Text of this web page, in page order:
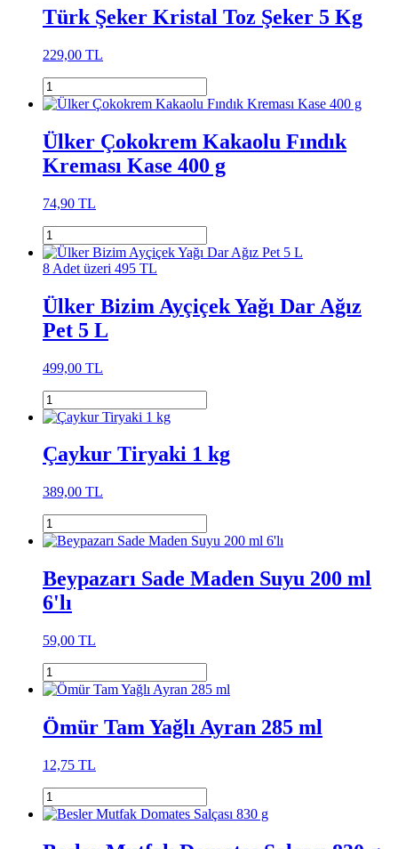
Türk Şeker Kristal Toz Şeker 5 Kg
229,00 TL
Ülker Çokokrem Kakaolu Fındık
Kreması Kase 400 g
74,90 TL
8 Adet üzeri 495 TL
Ülker Bizim Ayçiçek Yağı Dar Ağız
Pet 5 L
499,00 TL
Çaykur Tiryaki 1 kg
389,00 TL
Beypazarı Sade Maden Suyu 200 ml
6'lı
59,00 TL
Ömür Tam Yağlı Ayran 285 ml
12,75 TL